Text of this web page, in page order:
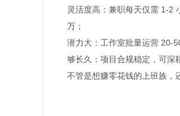
灵活度高：兼职每天仅需 1-2
万；
潜力大：工作室批量运营 20-
够长久：项目合规稳定，可深
不管是想赚零花钱的上班族，